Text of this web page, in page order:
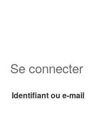
Se connecter
Identifiant ou e-mail